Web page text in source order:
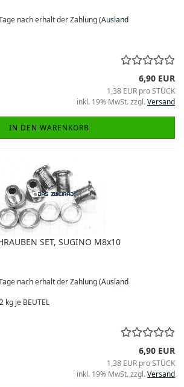
nach erhalt der Zahlung(Ausland
6,90 EUR
1,38 EUR pro STÜCK
inkl. 19% MwSt. zzgl.Versand
IN DEN WARENKORB
SET, SUGINO M8x10
nach erhalt der Zahlung(Ausland
kg je BEUTEL
6,90 EUR
1,38 EUR pro STÜCK
inkl. 19% MwSt. zzgl.Versand